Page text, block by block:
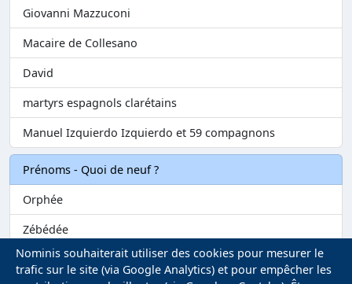
Giovanni Mazzuconi
Macaire de Collesano
David
martyrs espagnols clarétains
Manuel Izquierdo Izquierdo et 59 compagnons
Prénoms - Quoi de neuf ?
Orphée
Zébédée
Melvil
Nominis souhaiterait utiliser des cookies pour mesurer le
trafic sur le site (via Google Analytics) et pour empêcher les